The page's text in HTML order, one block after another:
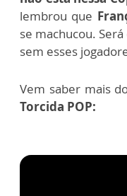
lembrou que
se machucou.
sem esses
Vem saber mais
Torcida POP: